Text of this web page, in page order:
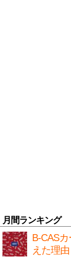
月間ランキング
B-CAS
えた理由